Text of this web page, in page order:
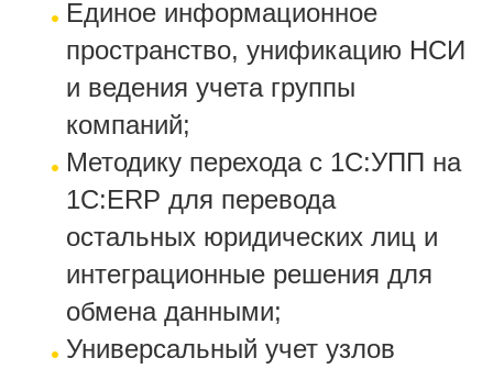
Единое информационное
пространство, унификацию НСИ
и ведения учета группы
компаний;
Методику перехода с 1С:УПП на
1C:ERP для перевода
остальных юридических лиц и
интеграционные решения для
обмена данными;
Универсальный учет узлов